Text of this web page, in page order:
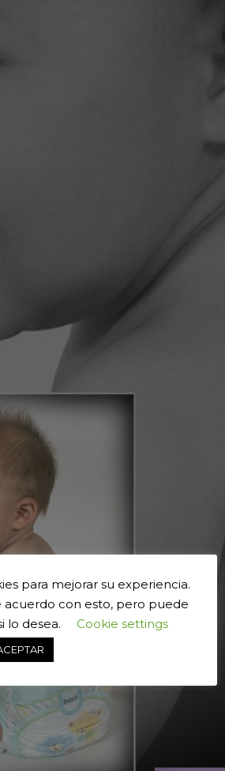
para mejorar su experiencia.
acuerdo con esto, pero puede
lo desea.
Cookie settings